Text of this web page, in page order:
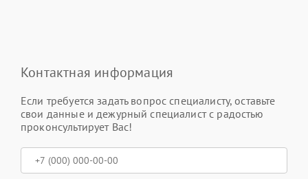
Контактная информация
Если требуется задать вопрос специалисту, оставьте
свои данные и дежурный специалист с радостью
проконсультирует Вас!